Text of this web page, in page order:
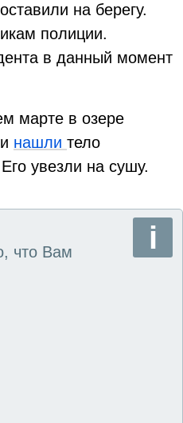
на берегу.
полиции.
в данный момент
марте в озере
нашли тело
увезли на сушу.
что Вам